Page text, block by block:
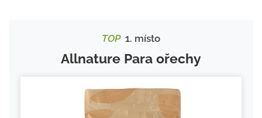
TOP1. místo
Allnature Para ořechy